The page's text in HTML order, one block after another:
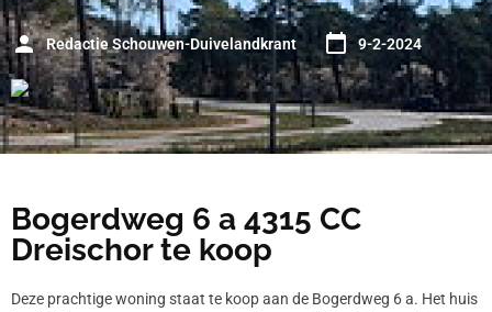
Redactie Schouwen-Duivelandkrant 9-2-2024
Bogerdweg 6 a 4315 CC
Dreischor te koop
Deze prachtige woning staat te koop aan de Bogerdweg 6 a. Het huis